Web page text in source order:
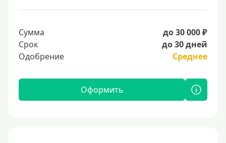
Сумма
до 30 000 ₽
Срок
до 30 дней
Одобрение
Среднее
Оформить